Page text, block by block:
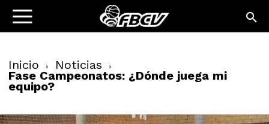
Inicio Noticias
Fase Campeonatos: ¿Dónde juega mi
equipo?